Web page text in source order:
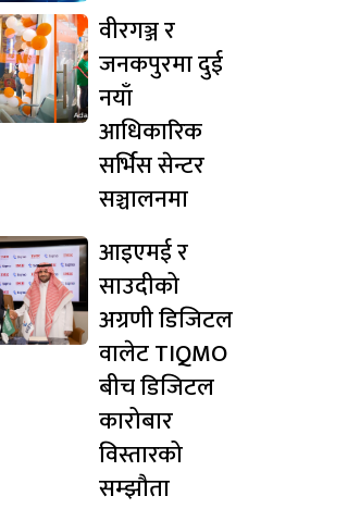
वीरगञ्ज र
जनकपुरमा दुई
नयाँ
आधिकारिक
सर्भिस सेन्टर
सञ्चालनमा
आइएमई र
साउदीको
अग्रणी डिजिटल
वालेट TIQMO
बीच डिजिटल
कारोबार
विस्तारको
सम्झौता